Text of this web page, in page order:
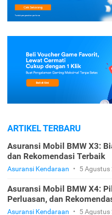
ARTIKEL TERBARU
Asuransi Mobil BMW X3:
dan Rekomendasi Terbaik
Asuransi Kendaraan • 5 Agustus
Asuransi Mobil BMW X4:
Perluasan, dan
Asuransi Kendaraan • 5 Agustus